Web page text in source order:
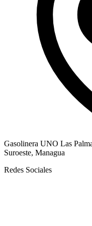
Gasolinera UNO Las
Suroeste, Managua
Redes Sociales